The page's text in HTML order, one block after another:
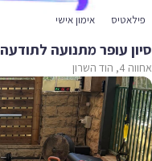
פילאטיס אימון אישי
סיון עופר מתנועה לתודעה
אחווה 4, הוד השרון